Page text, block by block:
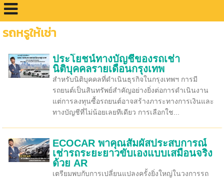
รถหรูให้เช่า
ประโยชน์ทางบัญชีของรถเช่า
นิติบุคคลรายเดือนกรุงเทพ
สำหรับนิติบุคคลที่ดำเนินธุรกิจในกรุงเทพฯ การมี
รถยนต์เป็นสินทรัพย์สำคัญอย่างยิ่งต่อการดำเนินงาน
แต่การลงทุนซื้อรถยนต์อาจสร้างภาระทางการเงินและ
ทางบัญชีที่ไม่น้อยเลยทีเดียว การเลือกใช...
ECOCAR พาคุณสัมผัสประสบการณ์
เช่ารถระยะยาวขับเองแบบเสมือนจริง
ด้วย AR
เตรียมพบกับการเปลี่ยนแปลงครั้งยิ่งใหญ่ในวงการรถ